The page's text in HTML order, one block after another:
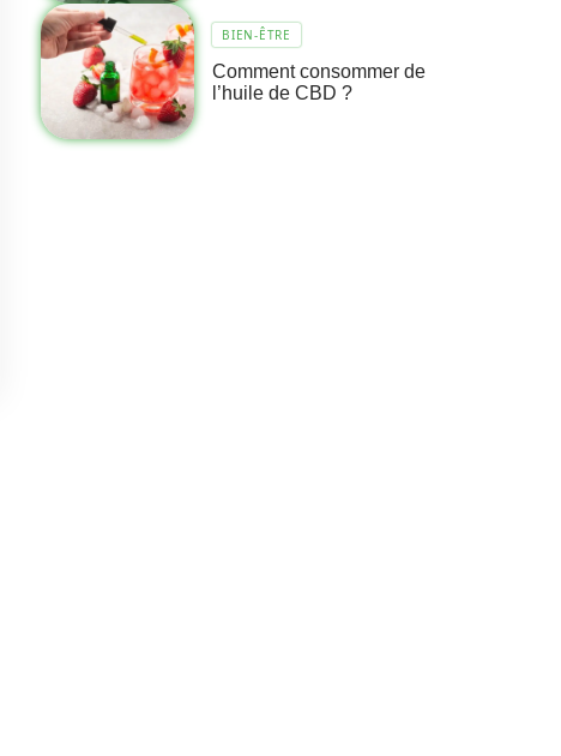
BIEN-ÊTRE
Comment consommer de
l’huile de CBD ?